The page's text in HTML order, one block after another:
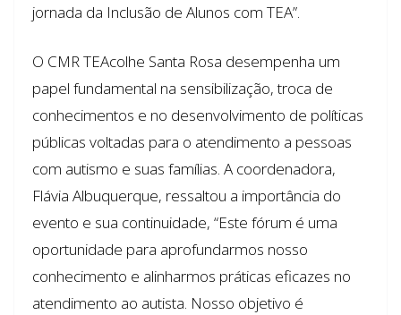
jornada da Inclusão de Alunos com TEA”.
O CMR TEAcolhe Santa Rosa desempenha um
papel fundamental na sensibilização, troca de
conhecimentos e no desenvolvimento de políticas
públicas voltadas para o atendimento a pessoas
com autismo e suas famílias. A coordenadora,
Flávia Albuquerque, ressaltou a importância do
evento e sua continuidade, “Este fórum é uma
oportunidade para aprofundarmos nosso
conhecimento e alinharmos práticas eficazes no
atendimento ao autista. Nosso objetivo é